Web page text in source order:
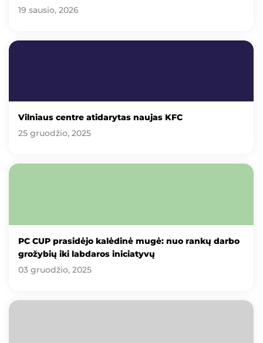
19 sausio, 2026
Vilniaus centre atidarytas naujas KFC
25 gruodžio, 2025
PC CUP prasidėjo kalėdinė mugė: nuo rankų darbo
grožybių iki labdaros iniciatyvų
03 gruodžio, 2025